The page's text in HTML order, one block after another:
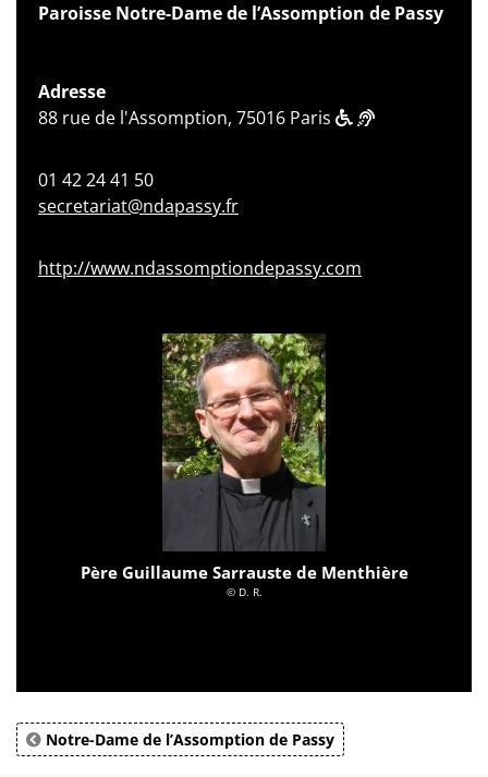
Paroisse Notre-Dame de l’Assomption de Passy
Adresse
88 rue de l'Assomption, 75016 Paris
01 42 24 41 50
secretariat@ndapassy.fr
http://www.ndassomptiondepassy.com
Père Guillaume Sarrauste de Menthière
© D. R.
Notre-Dame de l’Assomption de Passy